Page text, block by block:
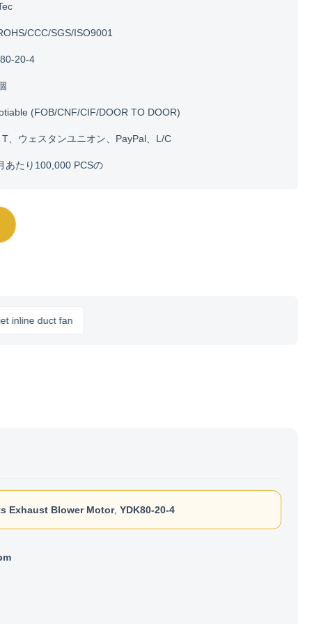
CCC/SGS/ISO9001
20-4
(FOB/CNF/CIF/DOOR TO DOOR)
、ウェスタンユニオン、PayPal、L/C
あたり100,000 PCSの
duct fan
Exhaust Blower Motor, YDK80-20-4